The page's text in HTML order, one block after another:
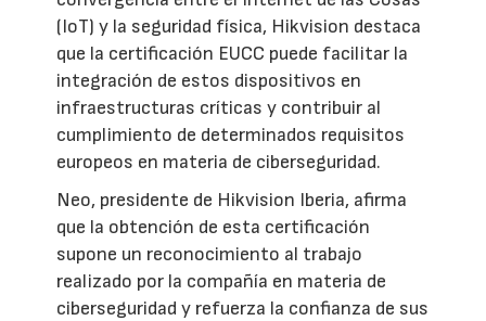
(IoT) y la seguridad física, Hikvision destaca
que la certificación EUCC puede facilitar la
integración de estos dispositivos en
infraestructuras críticas y contribuir al
cumplimiento de determinados requisitos
europeos en materia de ciberseguridad.
Neo, presidente de Hikvision Iberia, afirma
que la obtención de esta certificación
supone un reconocimiento al trabajo
realizado por la compañía en materia de
ciberseguridad y refuerza la confianza de sus